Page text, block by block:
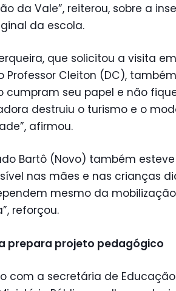
da Vale”, reiterou, sobre a
da escola.
que solicitou a visita
Professor Cleiton (DC),
cumpram seu papel e não
destruiu o turismo e o
afirmou.
Bartô (Novo) também
nas mães e nas crianças
mesmo da
reforçou.
prepara projeto pedagógico
com a secretária de